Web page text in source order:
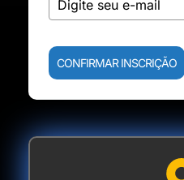
CONFIRMAR INSCRIÇÃO